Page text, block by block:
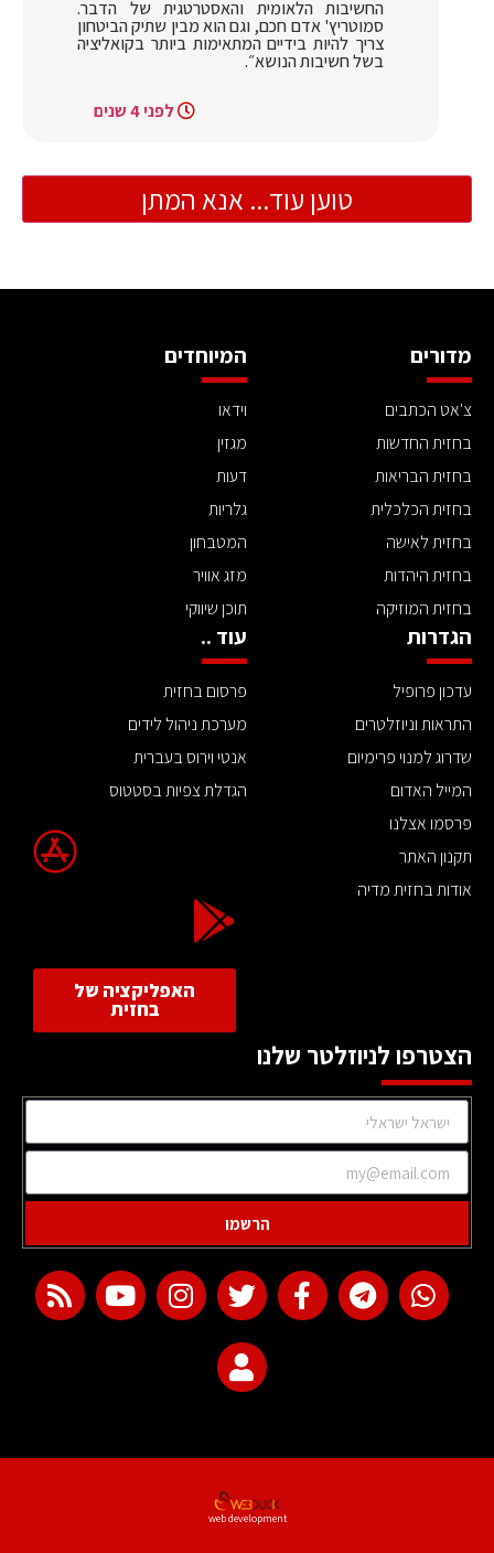
החשיבות הלאומית והאסטרטגית של הדבר.
סמוטריץ' אדם חכם, וגם הוא מבין שתיק הביטחון
צריך להיות בידיים המתאימות ביותר בקואליציה
בשל חשיבות הנושא״.
לפני 4 שנים
טוען עוד... אנא המתן
מדורים
צ'אט הכתבים
בחזית החדשות
בחזית הבריאות
בחזית הכלכלית
בחזית לאישה
בחזית היהדות
בחזית המוזיקה
המיוחדים
וידאו
מגזין
דעות
גלריות
המטבחון
מזג אוויר
תוכן שיווקי
הגדרות
עדכון פרופיל
התראות וניוזלטרים
שדרוג למנוי פרימיום
המייל האדום
פרסמו אצלנו
תקנון האתר
אודות בחזית מדיה
עוד ..
פרסום בחזית
מערכת ניהול לידים
אנטי וירוס בעברית
הגדלת צפיות בסטטוס
האפליקציה של
בחזית
הצטרפו לניוזלטר שלנו
הרשמו
web development